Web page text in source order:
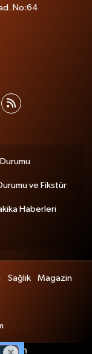
No:64
ve Fikstür
Haberleri
Sağlık
Magazin